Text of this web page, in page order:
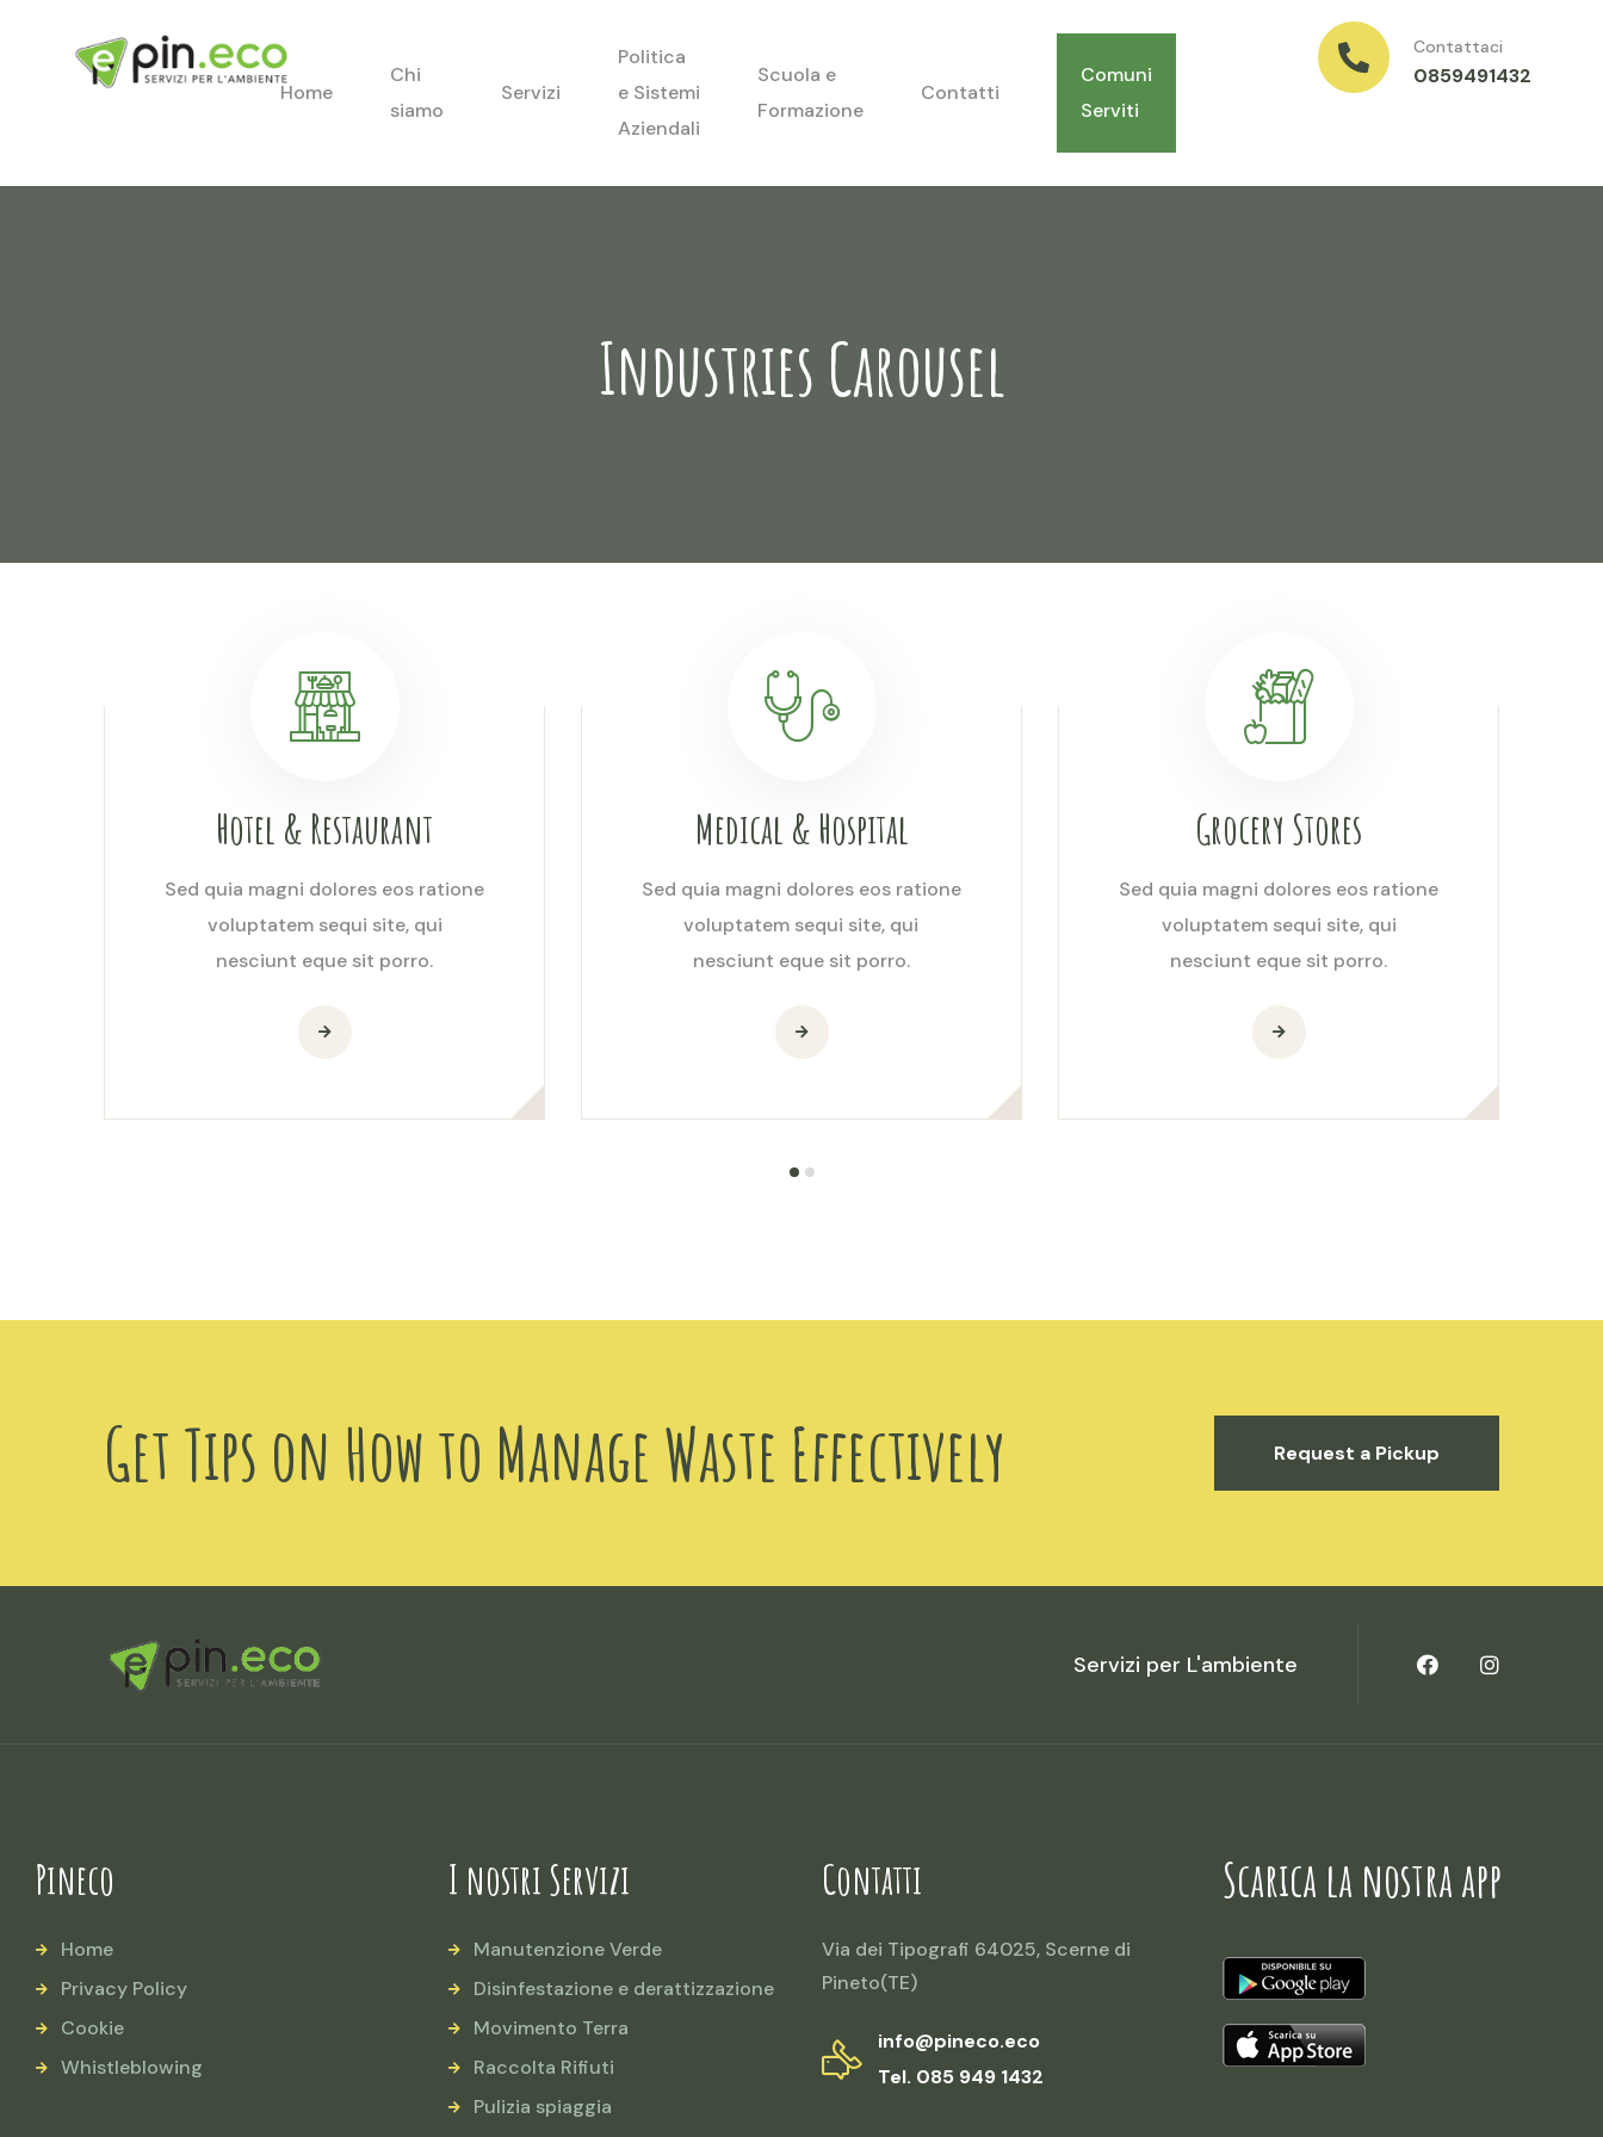
Home
Chi
siamo
Servizi
Politica
e Sistemi
Aziendali
Scuola e
Formazione
Contatti
Comuni
Serviti
Contattaci
0859491432
Industries Carousel
Hotel & Restaurant
Sed quia magni dolores eos ratione
voluptatem sequi site, qui
nesciunt eque sit porro.
Medical & Hospital
Sed quia magni dolores eos ratione
voluptatem sequi site, qui
nesciunt eque sit porro.
Grocery Stores
Sed quia magni dolores eos ratione
voluptatem sequi site, qui
nesciunt eque sit porro.
Get Tips on How to Manage Waste Effectively Request a Pickup
Servizi per L'ambiente
Pineco
Home
Privacy Policy
Cookie
Whistleblowing
I nostri Servizi
Manutenzione Verde
Disinfestazione e derattizzazione
Movimento Terra
Raccolta Rifiuti
Pulizia spiaggia
Contatti
Via dei Tipografi 64025, Scerne di
Pineto(TE)
info@pineco.eco
Tel. 085 949 1432
Scarica la nostra app